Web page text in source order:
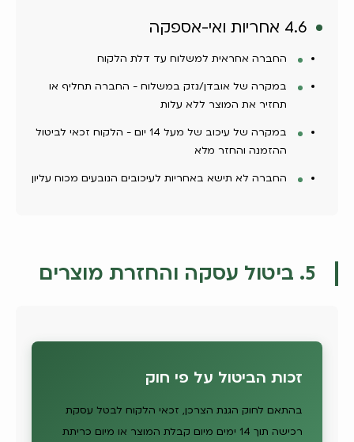
4.6 אחריות ואי-אספקה
החברה אחראית למשלוח עד דלת הלקוח
במקרה של אובדן/נזק במשלוח - החברה תחליף או
תחזיר את המוצר ללא עלות
במקרה של עיכוב של מעל 14 יום - הלקוח זכאי לביטול
ההזמנה והחזר מלא
החברה לא תישא באחריות לעיכובים הנובעים מכוח עליון
5. ביטול עסקה והחזרת מוצרים
זכות הביטול על פי חוק
בהתאם לחוק הגנת הצרכן, זכאי הלקוח לבטל עסקת
רכישה תוך 14 ימים מיום קבלת המוצר או מיום כריתת